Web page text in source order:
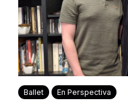
Ballet En Perspectiva